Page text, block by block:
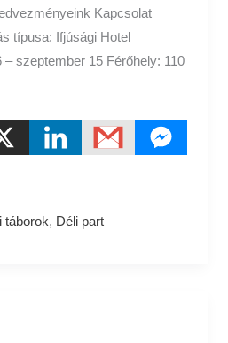
Kapcsolat
típusa: Ifjúsági Hotel
szeptember 15 Férőhely: 110
táborok, Déli part